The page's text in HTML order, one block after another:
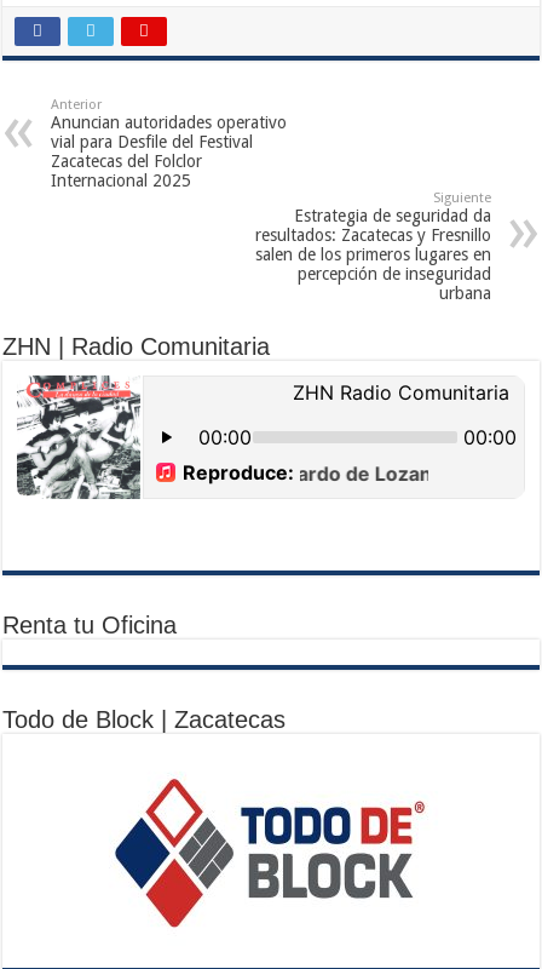
Anterior
Anuncian autoridades operativo
vial para Desfile del Festival
Zacatecas del Folclor
Internacional 2025
Siguiente
Estrategia de seguridad da
resultados: Zacatecas y Fresnillo
salen de los primeros lugares en
percepción de inseguridad
urbana
ZHN | Radio Comunitaria
Renta tu Oficina
Todo de Block | Zacatecas